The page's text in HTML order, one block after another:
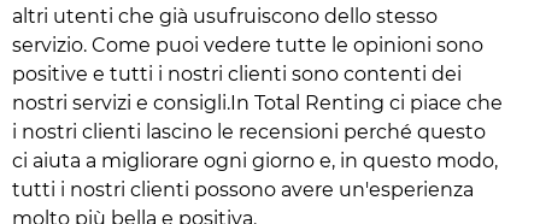
altri utenti che già usufruiscono dello stesso
servizio. Come puoi vedere tutte le opinioni sono
positive e tutti i nostri clienti sono contenti dei
nostri servizi e consigli.In Total Renting ci piace che
i nostri clienti lascino le recensioni perché questo
ci aiuta a migliorare ogni giorno e, in questo modo,
tutti i nostri clienti possono avere un'esperienza
molto più bella e positiva.